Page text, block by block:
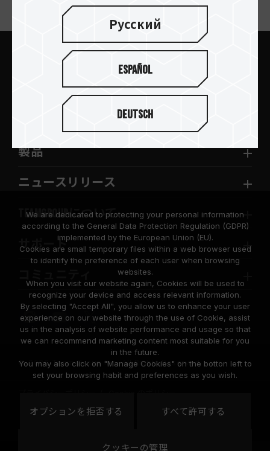
ニュースレターの購読
送信します
製品
ニュースリリース
TEAMGROUPについて
サポート
© 2026 Team Group Inc. All Rights Reserved.
地域
United
Русский
Español
Deutsch
We are dedicated to protecting your personal information
according to the General Data Protection Regulation (GDPR)
implemented by the European Union (EU).
Cookies are small temporary files within a web browser used
to identify the preference of each user when browsing
websites.
When you visit our website again, Cookies will be used to
recognize your device and access relevant information.
By selecting "Accept All", you allow us to enhance your user
experience on our website through the use of Cookie, assist
us in the analysis of website performance and usage so that
we can recommend marketing content most suitable for you
in the future.
You may also click on "Manage Cookies" on the botton left to
set your browsing habit and preferences as you wish.
オプションを拒否する すべて許可する
クッキーの管理